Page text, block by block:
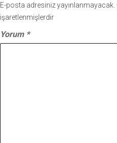
E-posta adresiniz yayınlanmayacak.
işaretlenmişlerdir
Yorum *